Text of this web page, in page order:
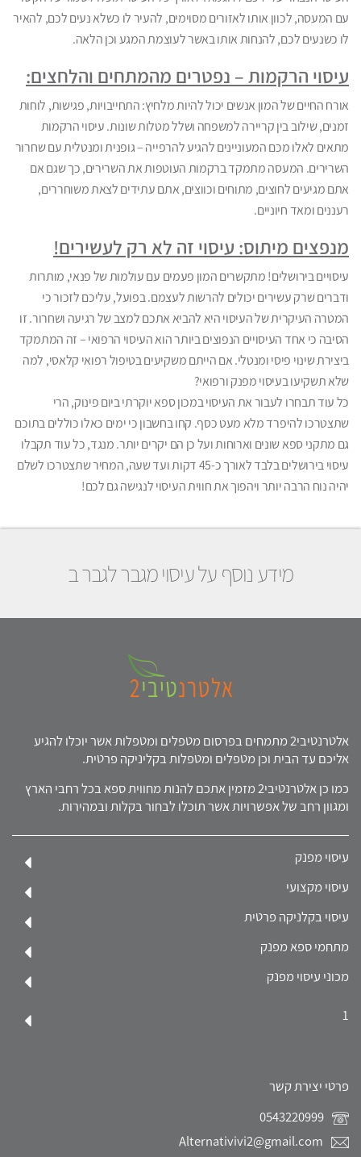
עם המעסה, לכוון אותו לאזורים מסוימים, להעיר לו כשלא נעים לכם, להאיר
לו כשנעים לכם, להנחות אותו באשר לעוצמת המגע וכן הלאה.
עיסוי הרקמות – נפטרים מהמתחים והלחצים:
אורח החיים של המון אנשים יכול להיות מלחיץ: התחייבויות, פגישות, לוחות
זמנים, שילוב בין קריירה למשפחה ושלל מטלות שונות. עיסוי הרקמות
מתאים לאלו מכם המעוניינים להגיע להרפייה – גופנית ומנטלית עם שחרור
השרירים. המעסה מתמקד ברקמות העוטפות את השרירים, כך שגם אם
אתם מגיעים לחוצים, מתוחים וכווצים, אתם עתידים לצאת משוחררים,
רעננים ומאד חיוניים.
מנפצים מיתוס: עיסוי זה לא רק לעשירים!
עיסויים בירושלים! מתקשרים המון פעמים עם עולמות של פנאי, מותרות
ודברים שרק עשירים יכולים להרשות לעצמם. בפועל, עליכם לזכור כי
המטרה העיקרית של העיסוי היא להביא אתכם למצב של רגיעה ושחרור. זו
הסיבה כי אחד העיסויים הנפוצים ביותר הוא העיסוי הרפואי – זה המתמקד
ביצירת שינוי פיסי ומנטלי. אם הייתם משקיעים בטיפול רפואי קלאסי, למה
שלא תשקיעו בעיסוי מפנק ורפואי?
כל עוד תבחרו לעבור את העיסוי במכון ספא יוקרתי ביום פינוק, הרי
שתצטרכו להיפרד מלא מעט כסף. קחו בחשבון כי ימים כאלו כוללים בתוכם
גם מתקני ספא שונים וארוחות ועל כן הם יקרים יותר. מנגד, כל עוד תקבלו
עיסוי בירושלים בלבד לאורך כ-45 דקות ועד שעה, המחיר שתצטרכו לשלם
יהיה נוח הרבה יותר ויהפוך את חווית העיסוי לנגישה גם לכם!
מידע נוסף על עיסוי מגבר לגבר ב
אלטרנטיבי2 מתמחים בפרסום מטפלים ומטפלות אשר יוכלו להגיע
אליכם עד הבית וכן מטפלים ומטפלות בקליניקה פרטית.
כמו כן אלטרנטיבי2 מזמין אתכם להנות מחווית ספא בכל רחבי הארץ
ומגוון רחב של אפשרויות אשר תוכלו לבחור בקלות ובמהירות.
עיסוי מפנק
עיסוי מקצועי
עיסוי בקלניקה פרטית
מתחמי ספא מפנק
מכוני עיסוי מפנק
1
פרטי יצירת קשר
Alternativivi2@gmail.com